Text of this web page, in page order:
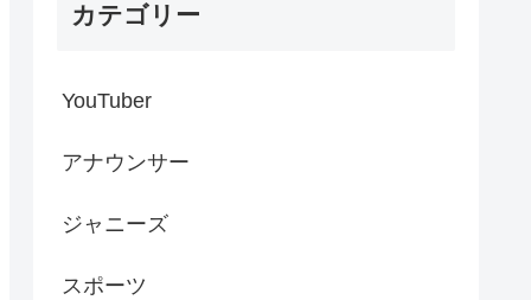
カテゴリー
YouTuber
アナウンサー
ジャニーズ
スポーツ